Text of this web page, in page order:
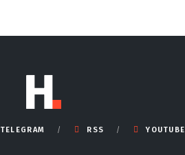
TELEGRAM RSS YOUTUBE